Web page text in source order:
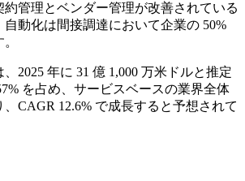
約管理とベンダー管理が改善されている
自動化は間接調達において企業の 50%
2025 年に 31 億 1,000 万米ドルと推定
を占め、サービスベースの業界全体
CAGR 12.6% で成長すると予想されて